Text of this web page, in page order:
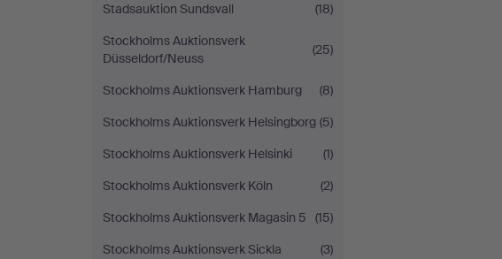
Stadsauktion Sundsvall
(18)
Stockholms Auktionsverk
Düsseldorf/Neuss
(25)
Stockholms Auktionsverk Hamburg
(8)
Stockholms Auktionsverk Helsingborg (5)
Stockholms Auktionsverk Helsinki
(1)
Stockholms Auktionsverk Köln
(2)
Stockholms Auktionsverk Magasin 5
(15)
Stockholms Auktionsverk Sickla
(3)